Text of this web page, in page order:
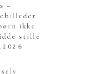
–
ikke
stille